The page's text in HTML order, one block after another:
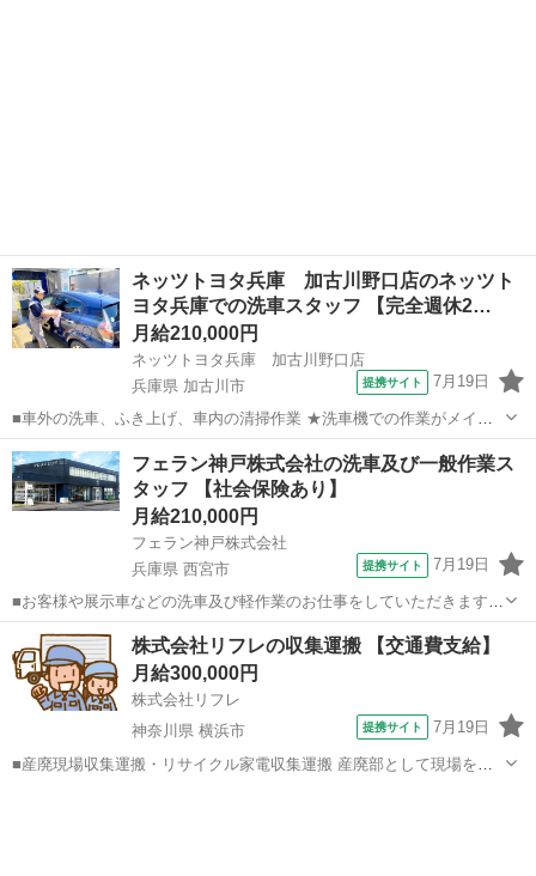
ネッツトヨタ兵庫 加古川野口店のネッツト
ヨタ兵庫での洗車スタッフ 【完全週休2…
月給210,000円
ネッツトヨタ兵庫 加古川野口店
兵庫県 加古川市
提携サイト 7月19日
■車外の洗車、ふき上げ、車内の清掃作業 ★洗車機での作業がメイン
で経験を問わず活躍できます。 ■月給210,000円 ※試用期間2ヶ月あり
（同給与） ★7・8・9月は夏季手当で別途3万円の支給あり ■9:30～
17:30（休...
兵庫 加古川市 その他
フェラン神戸株式会社の洗車及び一般作業ス
タッフ 【社会保険あり】
月給210,000円
フェラン神戸株式会社
兵庫県 西宮市
提携サイト 7月19日
■お客様や展示車などの洗車及び軽作業のお仕事をしていただきます。
（主な担当業務） 洗車、室内清掃、コーティング作業など ※車全体を
洗車していただくので上下体を動かす仕事になります。 ■月給210,000
円 （夏季手当7・8...
兵庫 西宮市 その他
株式会社リフレの収集運搬 【交通費支給】
月給300,000円
株式会社リフレ
神奈川県 横浜市
提携サイト 7月19日
■産廃現場収集運搬・リサイクル家電収集運搬 産廃部として現場をま